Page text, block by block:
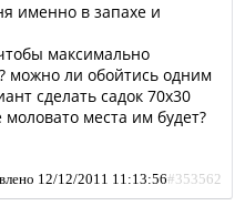
именно в запахе и
максимально
можно ли обойтись одним
сделать садок 70х30
места им будет?
12/12/2011 11:13:56#353562